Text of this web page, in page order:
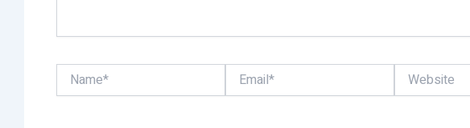
Name* Email* Website